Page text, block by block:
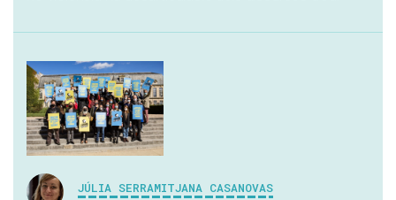
JÚLIA SERRAMITJANA CASANOVAS